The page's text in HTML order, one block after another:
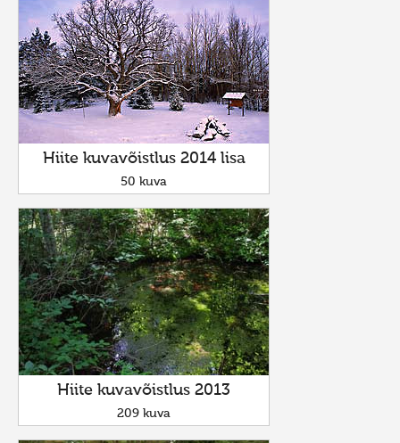
Hiite kuvavõistlus 2014 lisa
50 kuva
Hiite kuvavõistlus 2013
209 kuva